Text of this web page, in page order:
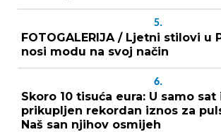
5.
FOTOGALERIJA / Ljetni stilovi u
nosi modu na svoj način
6.
Skoro 10 tisuća eura: U samo sat
prikupljen rekordan iznos za
Naš san njihov osmijeh